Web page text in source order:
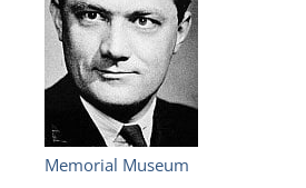
Memorial Museum